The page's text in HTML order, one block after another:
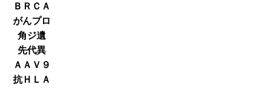
ＢＲＣＡ
がんプロ
角ジ遺
先代異
ＡＡＶ９
抗ＨＬＡ